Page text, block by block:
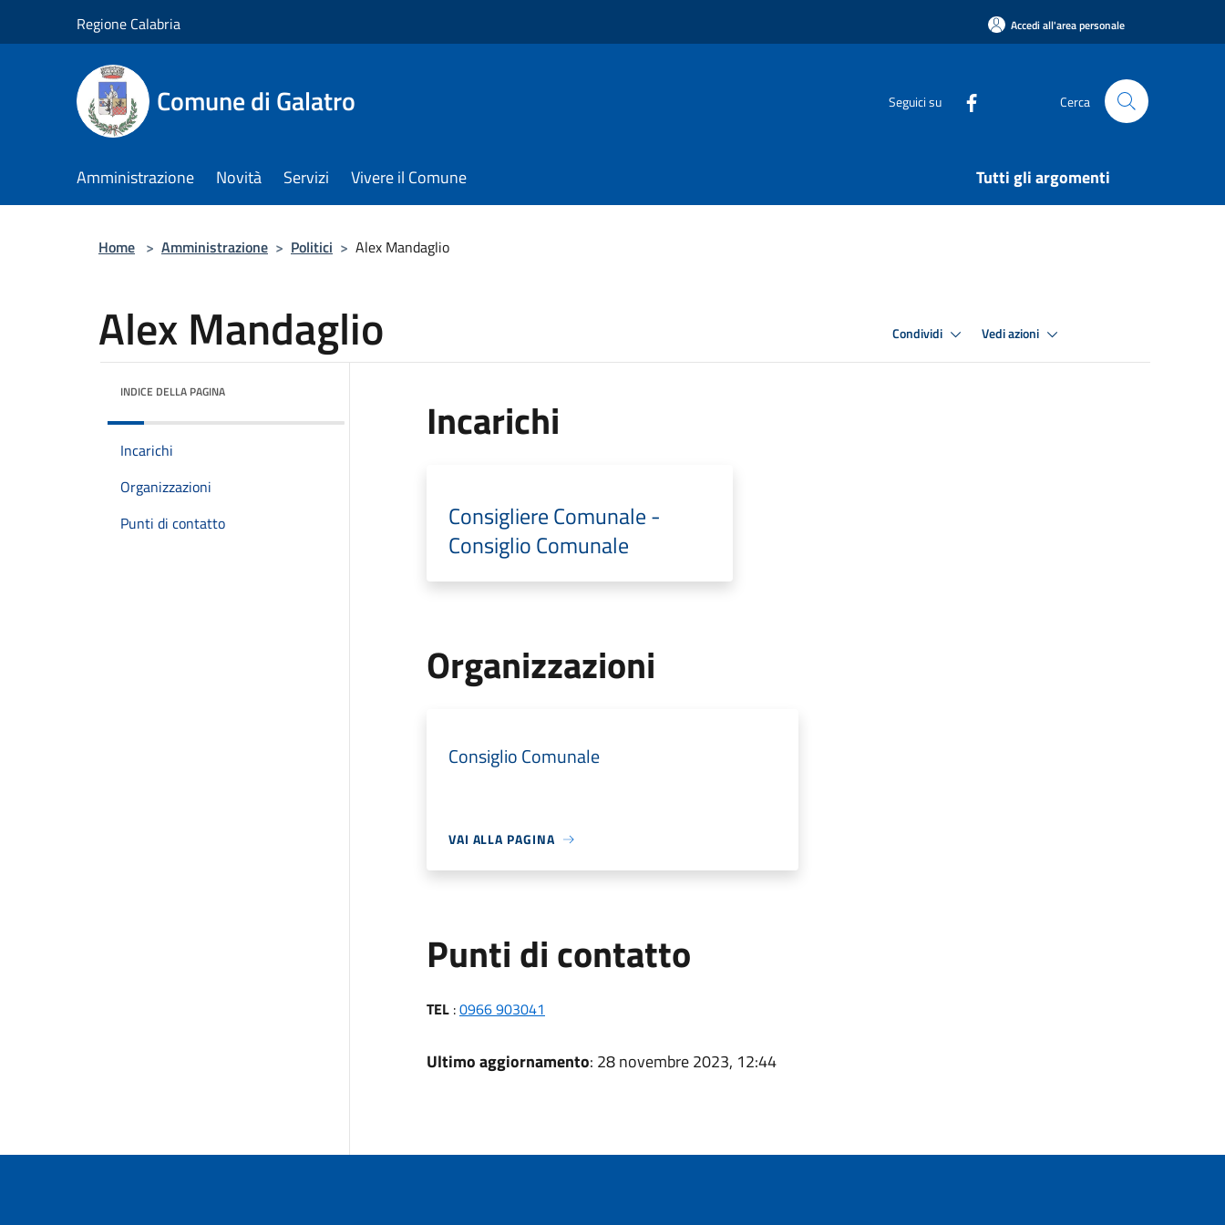
Regione Calabria Accedi all'area personale
Comune di Galatro Seguici su Cerca
Amministrazione Novità Servizi Vivere il Comune Tutti gli argomenti
Home > Amministrazione > Politici > Alex Mandaglio
Alex Mandaglio Condividi Vedi azioni
INDICE DELLA PAGINA
Incarichi
Organizzazioni
Punti di contatto
Incarichi
Consigliere Comunale -
Consiglio Comunale
Organizzazioni
Consiglio Comunale
VAI ALLA PAGINA
Punti di contatto
TEL:0966 903041
Ultimo aggiornamento: 28 novembre 2023, 12:44